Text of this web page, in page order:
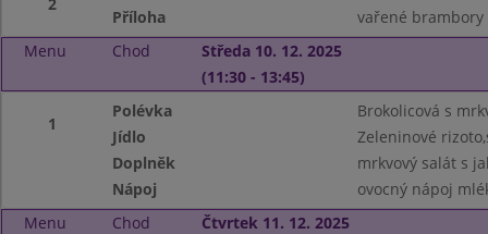
Příloha
vařené brambory
Menu
Chod
Středa 10. 12. 2025
(11:30 - 13:45)
1
Polévka
Brokolicová s
Jídlo
Zeleninové
Doplněk
mrkvový salát s
Nápoj
ovocný nápoj
Menu
Chod
Čtvrtek 11. 12. 2025